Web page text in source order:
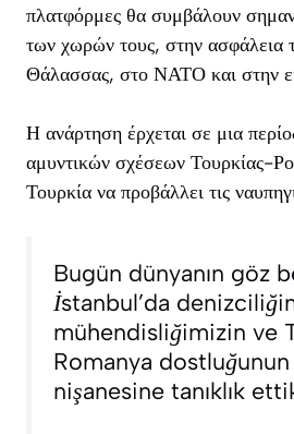
πλατφόρμες θα συμβάλουν
των χωρών τους, στην ασφάλεια
Θάλασσας, στο ΝΑΤΟ και στην
Η ανάρτηση έρχεται σε μια
αμυντικών σχέσεων Τουρκίας-
Τουρκία να προβάλλει τις
Bugün dünyanın göz
İstanbul’da
mühendisliğimizin ve
Romanya
nişanesine tanıklık